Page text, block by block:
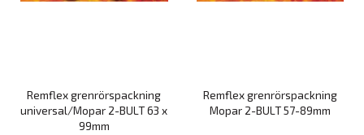
Remflex grenrörspackning
universal/Mopar 2-BULT 63 x
99mm
Remflex grenrörspackning
Mopar 2-BULT 57-89mm